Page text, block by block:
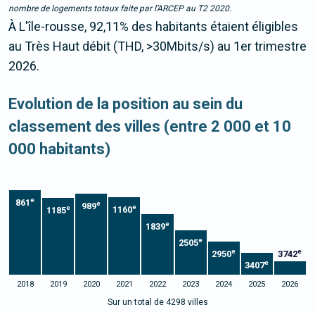
nombre de logements totaux faite par l’ARCEP au T2 2020.
À L'île-rousse, 92,11% des habitants étaient éligibles
au Très Haut débit (THD, >30Mbits/s) au 1er trimestre
2026.
Evolution de la position au sein du
classement des villes (entre 2 000 et 10
000 habitants)
861e
1185e 989e
1160e
1839e
2505e
2950e
3407e
3742e
2018 2019 2020 2021 2022 2023 2024 2025 2026
Sur un total de 4298 villes